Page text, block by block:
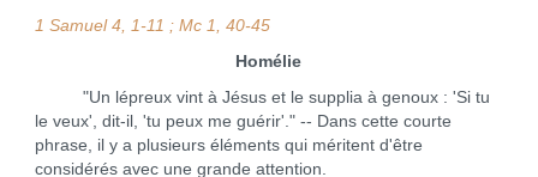
1 Samuel 4, 1-11 ; Mc 1, 40-45
Homélie
"Un lépreux vint à Jésus et le supplia à genoux : 'Si tu
le veux', dit-il, 'tu peux me guérir'." -- Dans cette courte
phrase, il y a plusieurs éléments qui méritent d'être
considérés avec une grande attention.